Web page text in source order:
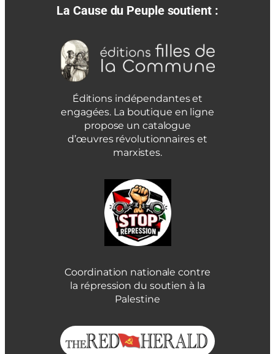
La Cause du Peuple soutient :
Éditions indépendantes et
engagées. La boutique en ligne
propose un catalogue
d’œuvres révolutionnaires et
marxistes.
Coordination nationale contre
la répression du soutien à la
Palestine